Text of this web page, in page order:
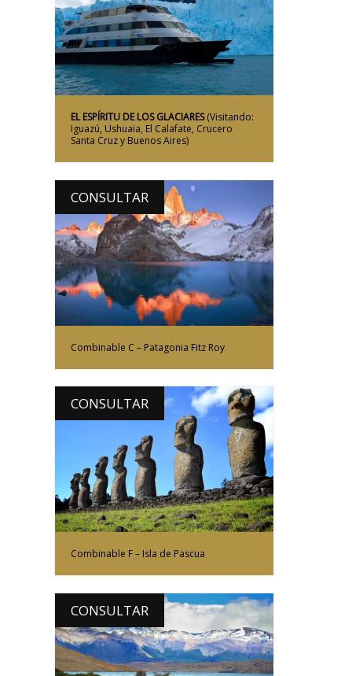
Más Información
EL ESPÍRITU DE LOS GLACIARES(Visitando:
Iguazú, Ushuaia, El Calafate, Crucero
Santa Cruz y Buenos Aires)
CONSULTAR
Más Información
Combinable C – Patagonia Fitz Roy
CONSULTAR
Más Información
Combinable F – Isla de Pascua
CONSULTAR
Más Información